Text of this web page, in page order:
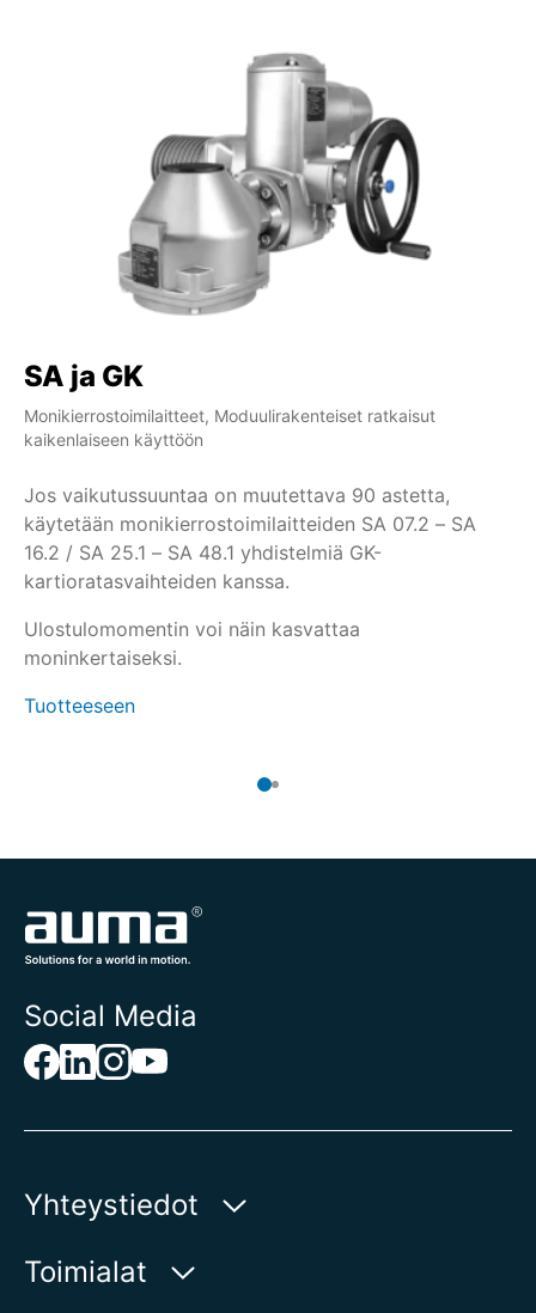
SA ja GK
Monikierrostoimilaitteet, Moduulirakenteiset ratkaisut
kaikenlaiseen käyttöön
Jos vaikutussuuntaa on muutettava 90 astetta,
käytetään monikierrostoimilaitteiden SA 07.2 – SA
16.2 / SA 25.1 – SA 48.1 yhdistelmiä GK-
kartioratasvaihteiden kanssa.
Ulostulomomentin voi näin kasvattaa
moninkertaiseksi.
Tuotteeseen
Social Media
Yhteystiedot
AUMA Riester
Toimialat